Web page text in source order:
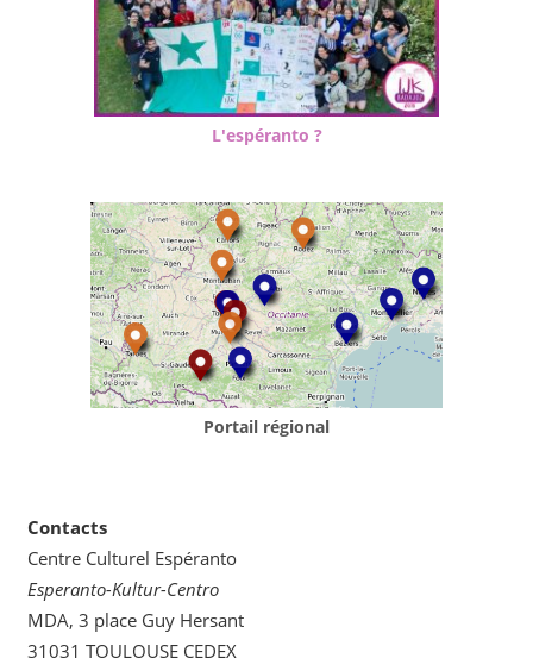
L'espéranto ?
Portail régional
Contacts
Centre Culturel Espéranto
Esperanto-Kultur-Centro
MDA, 3 place Guy Hersant
31031 TOULOUSE CEDEX